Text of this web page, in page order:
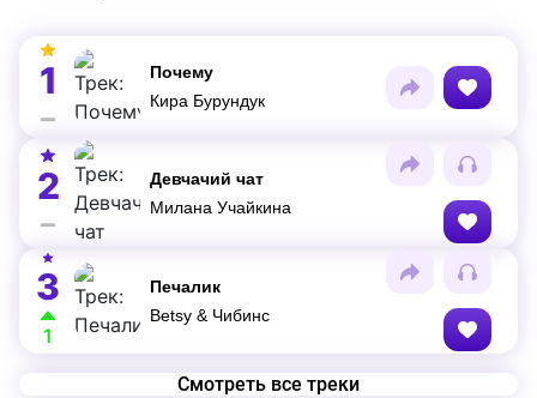
1
Почему
Кира Бурундук
2
Девчачий чат
Милана Учайкина
3
1
Печалик
Betsy & Чибинс
Смотреть все треки